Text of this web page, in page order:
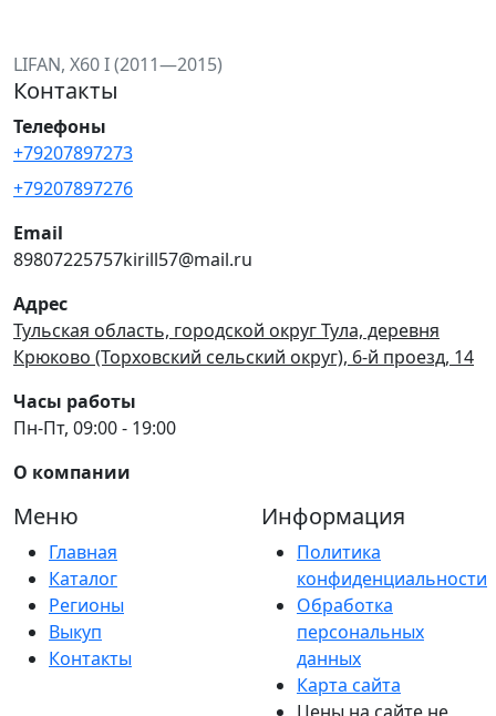
LIFAN, X60 I (2011—2015)
Контакты
Телефоны
+79207897273
+79207897276
Email
89807225757kirill57@mail.ru
Адрес
Тульская область, городской округ Тула, деревня
Крюково (Торховский сельский округ), 6-й проезд, 14
Часы работы
Пн-Пт, 09:00 - 19:00
О компании
Меню
Главная
Каталог
Регионы
Выкуп
Контакты
Информация
Политика
конфиденциальности
Обработка
персональных
данных
Карта сайта